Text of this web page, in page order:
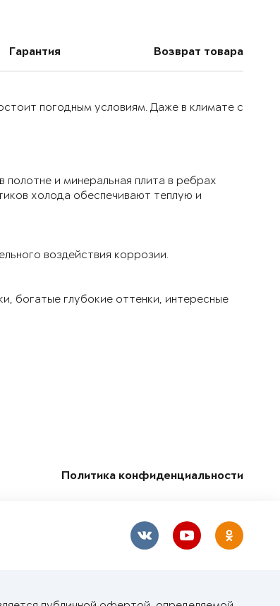
Гарантия Возврат товара
погодным условиям. Даже в климате с
и минеральная плита в ребрах
холода обеспечивают теплую и
воздействия коррозии.
богатые глубокие оттенки, интересные
Политика конфиденциальности